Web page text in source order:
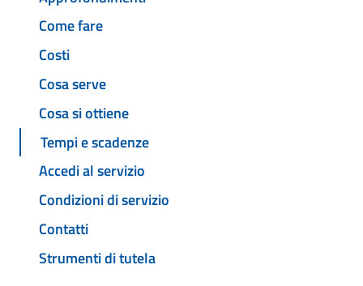
Come fare
Costi
Cosa serve
Cosa si ottiene
Tempi e scadenze
Accedi al servizio
Condizioni di servizio
Contatti
Strumenti di tutela